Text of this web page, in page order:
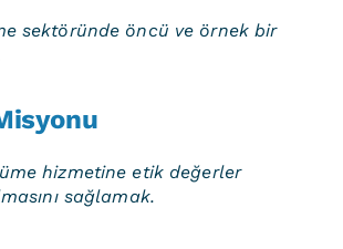
sektöründe öncü ve örnek bir
hizmetine etik değerler
sağlamak.